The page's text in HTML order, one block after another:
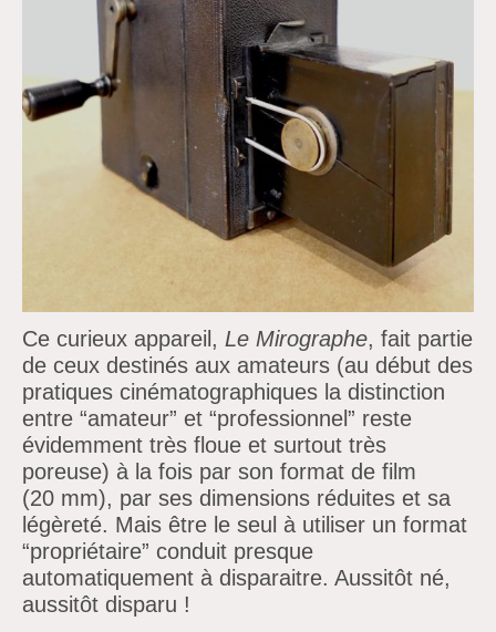
Ce curieux appareil, Le Mirographe, fait partie
de ceux destinés aux amateurs (au début des
pratiques cinématographiques la distinction
entre “amateur” et “professionnel” reste
évidemment très floue et surtout très
poreuse) à la fois par son format de film
(20 mm), par ses dimensions réduites et sa
légèreté. Mais être le seul à utiliser un format
“propriétaire” conduit presque
automatiquement à disparaitre. Aussitôt né,
aussitôt disparu !